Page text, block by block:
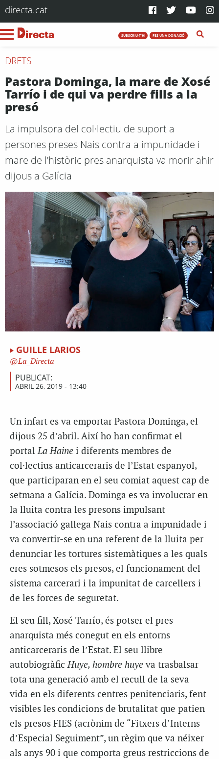
directa.cat
SUBSCRIU-T'HI FES UNA DONACIÓ
DRETS
Pastora Dominga, la mare de Xosé
Tarrío i de qui va perdre fills a la
presó
La impulsora del col·lectiu de suport a
persones preses Nais contra a impunidade i
mare de l’històric pres anarquista va morir ahir
dijous a Galícia
GUILLE LARIOS
La_Directa
PUBLICAT:
ABRIL 26, 2019 - 13:40
Un infart es va emportar Pastora Dominga, el
dijous 25 d’abril. Així ho han confirmat el
portalLa Haine i diferents membres de
col·lectius anticarceraris de l’Estat espanyol,
que participaran en el seu comiat aquest cap de
setmana a Galícia. Dominga es va involucrar en
la lluita contra les presons impulsant
l’associació gallega Nais contra a impunidade i
va convertir-se en una referent de la lluita per
denunciar les tortures sistemàtiques a les quals
eres sotmesos els presos, el funcionament del
sistema carcerari i la impunitat de carcellers i
de les forces de seguretat.
El seu fill, Xosé Tarrío, és potser el pres
anarquista més conegut en els entorns
anticarceraris de l’Estat. El seu llibre
autobiogràficHuye, hombre huyeva trasbalsar
tota una generació amb el recull de la seva
vida en els diferents centres penitenciaris, fent
visibles les condicions de brutalitat que patien
els presos FIES (acrònim de “Fitxers d’Interns
d’Especial Seguiment”, un règim que va néixer
als anys 90 i que comporta greus restriccions de